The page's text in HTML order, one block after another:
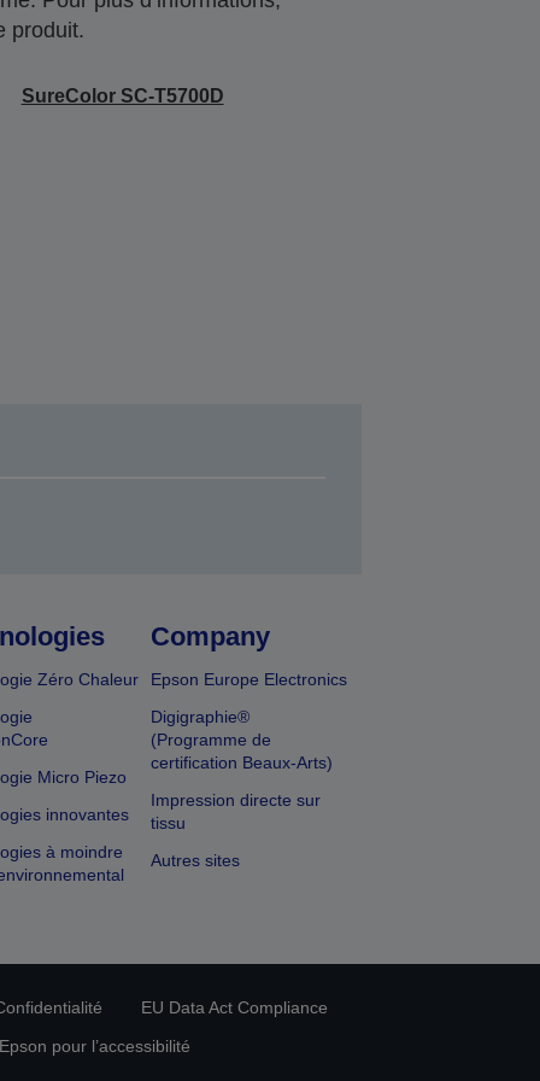
produit.
SureColor SC-T5700D
Zéro Chaleur
Micro Piezo
innovantes
à moindre
Company
Epson Europe Electronics
Digigraphie®
(Programme de
certification Beaux-Arts)
Impression directe sur
tissu
Autres sites
EU Data Act Compliance
pour l’accessibilité